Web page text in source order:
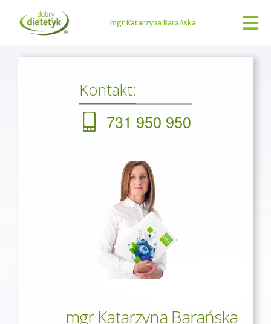
mgr Katarzyna Barańska
Kontakt:
731 950 950
mgr Katarzyna Barańska